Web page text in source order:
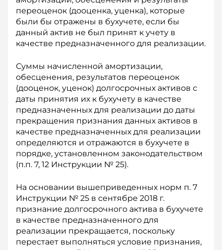
переоценок (дооценка, уценка), которые
были бы отражены в бухучете, если бы
данный актив не был принят к учету в
качестве предназначенного для реализации.
Суммы начисленной амортизации,
обесценения, результатов переоценок
(дооценок, уценок) долгосрочных активов с
даты принятия их к бухучету в качестве
предназначенных для реализации до даты
прекращения признания данных активов в
качестве предназначенных для реализации
определяются и отражаются в бухучете в
порядке, установленном законодательством
(п.п. 7, 12 Ин­струкции № 25).
На основании вышеприведенных норм п. 7
Инструкции № 25 в сентябре 2018 г.
признание долгосрочного актива в бухучете
в качестве предназначенного для
реализации прекращается, поскольку
перестает выполняться условие признания,